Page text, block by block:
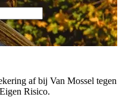
af bij Van Mossel tegen
Risico.